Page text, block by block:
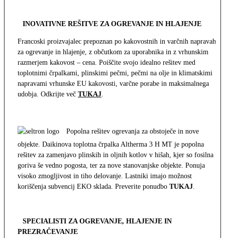
INOVATIVNE REŠITVE ZA OGREVANJE IN HLAJENJE
Francoski proizvajalec prepoznan po kakovostnih in varčnih napravah
za ogrevanje in hlajenje, z občutkom za uporabnika in z vrhunskim
razmerjem kakovost – cena. Poiščite svojo idealno rešitev med
toplotnimi črpalkami, plinskimi pečmi, pečmi na olje in klimatskimi
napravami vrhunske EU kakovosti, varčne porabe in maksimalnega
udobja. Odkrijte več TUKAJ.
Popolna rešitev ogrevanja za obstoječe in nove
objekte. Daikinova toplotna črpalka Altherma 3 H MT je popolna
rešitev za zamenjavo plinskih in oljnih kotlov v hišah, kjer so fosilna
goriva še vedno pogosta, ter za nove stanovanjske objekte. Ponuja
visoko zmogljivost in tiho delovanje. Lastniki imajo možnost
koriščenja subvencij EKO sklada. Preverite ponudbo TUKAJ.
SPECIALISTI ZA OGREVANJE, HLAJENJE IN
PREZRAČEVANJE